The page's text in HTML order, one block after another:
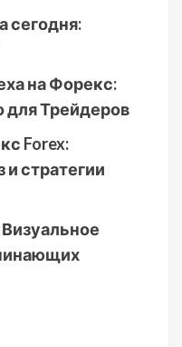
сегодня:
на Форекс:
для Трейдеров
Forex:
стратегии